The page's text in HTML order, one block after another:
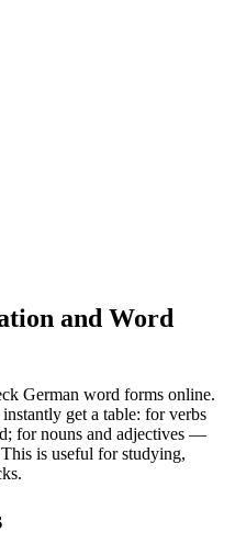
and Word
German word forms online.
get a table: for verbs
for nouns and adjectives —
is useful for studying,